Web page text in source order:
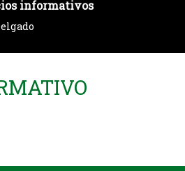
informativos